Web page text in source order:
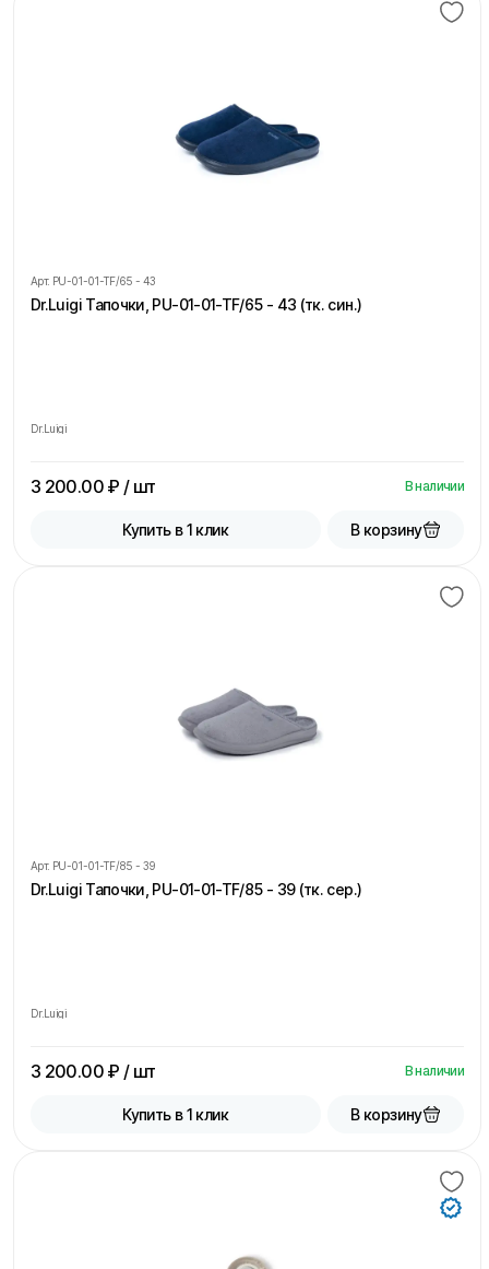
Арт. PU-01-01-TF/65 - 43
Dr.Luigi Тапочки, PU-01-01-TF/65 - 43 (тк. син.)
Dr.Luigi
3 200.00₽ / шт В наличии
Купить в 1 клик В корзину
Арт. PU-01-01-TF/85 - 39
Dr.Luigi Тапочки, PU-01-01-TF/85 - 39 (тк. сер.)
Dr.Luigi
3 200.00₽ / шт В наличии
Купить в 1 клик В корзину